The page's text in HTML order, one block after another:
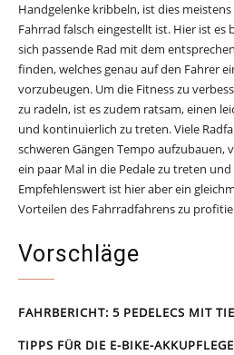
Handgelenke kribbeln, ist dies
Fahrrad falsch eingestellt ist. Hier ist es
sich passende Rad mit dem
finden, welches genau auf den Fahrer
vorzubeugen. Um die Fitness zu
zu radeln, ist es zudem ratsam, einen
und kontinuierlich zu treten. Viele
schweren Gängen Tempo aufzubauen,
ein paar Mal in die Pedale zu treten
Empfehlenswert ist hier aber ein
Vorteilen des Fahrradfahrens zu
Vorschläge
FAHRBERICHT: 5 PEDELECS MIT
TIPPS FÜR DIE E-BIKE-